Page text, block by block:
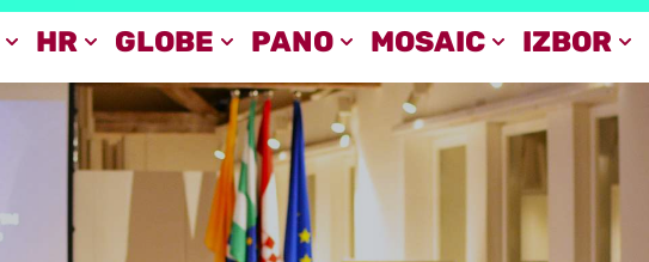
HR GLOBE PANO MOSAIC IZBOR